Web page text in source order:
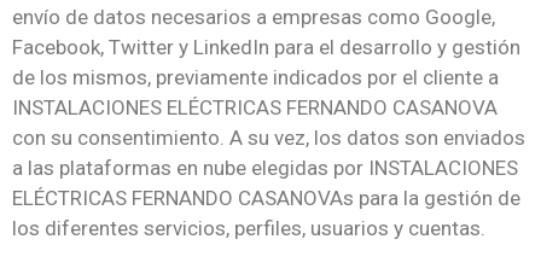
envío de datos necesarios a empresas como Google,
Facebook, Twitter y LinkedIn para el desarrollo y gestión
de los mismos, previamente indicados por el cliente a
INSTALACIONES ELÉCTRICAS FERNANDO CASANOVA
con su consentimiento. A su vez, los datos son enviados
a las plataformas en nube elegidas por INSTALACIONES
ELÉCTRICAS FERNANDO CASANOVAs para la gestión de
los diferentes servicios, perfiles, usuarios y cuentas.